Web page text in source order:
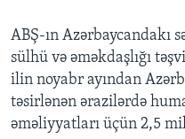
ABŞ-ın Azərbaycandakı
sülhü və əməkdaşlığı
ilin noyabr ayından
təsirlənən ərazilərdə
əməliyyatları üçün 2,5